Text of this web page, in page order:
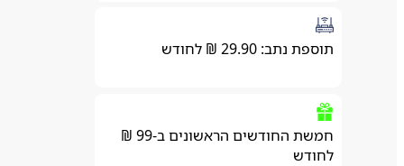
תוספת נתב: 29.90 ₪ לחודש
חמשת החודשים הראשונים ב-99 ₪
לחודש